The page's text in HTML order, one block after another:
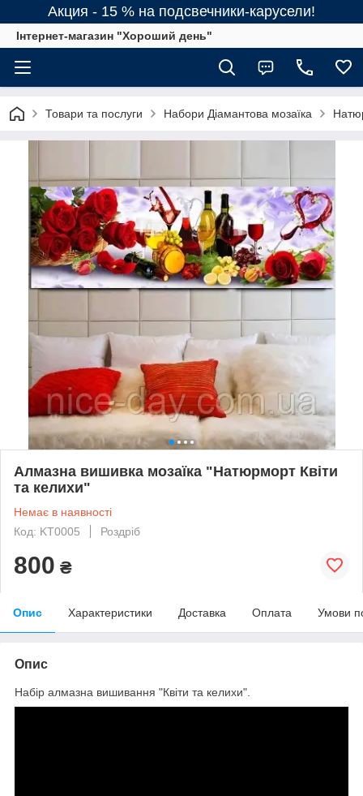
Акция - 15 % на подсвечники-карусели!
Інтернет-магазин "Хороший день"
Товари та послуги Набори Діамантова мозаїка
Алмазна вишивка мозаїка "Натюрморт Квіти
та келихи"
Немає в наявності
Код: KT0005
Роздріб
800 ₴
Опис Характеристики Доставка Оплата Умови
Опис
Набір алмазна вишивання "Квіти та келихи".